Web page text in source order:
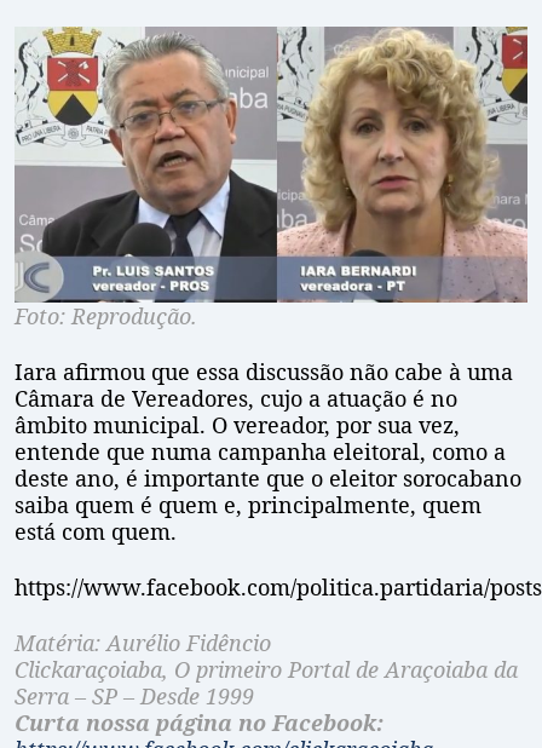
Foto: Reprodução.
Iara afirmou que essa discussão não cabe à uma
Câmara de Vereadores, cujo a atuação é no
âmbito municipal. O vereador, por sua vez,
entende que numa campanha eleitoral, como a
deste ano, é importante que o eleitor sorocabano
saiba quem é quem e, principalmente, quem
está com quem.
https://www.facebook.com/politica.partidaria/
Matéria: Aurélio Fidêncio
Clickaraçoiaba, O primeiro Portal de Araçoiaba da
Serra – SP – Desde 1999
Curta nossa página no Facebook: